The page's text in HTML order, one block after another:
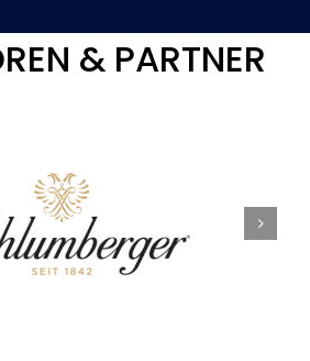
& PARTNER